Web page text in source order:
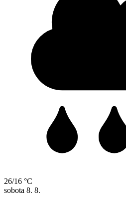
26/16 °C
sobota 8. 8.